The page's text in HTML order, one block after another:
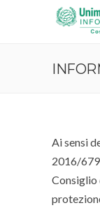
Ai sensi
2016/
Consiglio